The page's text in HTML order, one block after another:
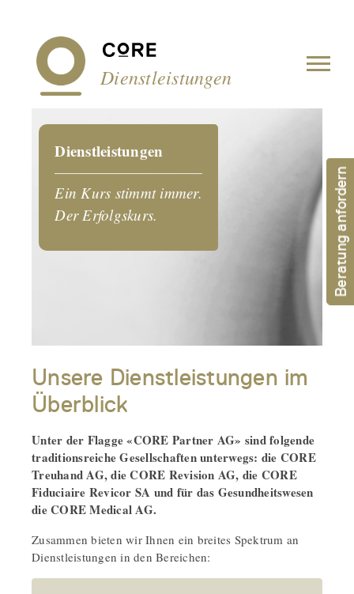
Dienstleistungen
Dienstleistungen
Ein Kurs stimmt immer.
Der Erfolgskurs.
Unsere Dienstleistungen im
Überblick
Unter der Flagge «CORE Partner AG» sind folgende
traditionsreiche Gesellschaften unterwegs: die CORE
Treuhand AG, die CORE Revision AG, die CORE
Fiduciaire Revicor SA und für das Gesundheitswesen
die CORE Medical AG.
Zusammen bieten wir Ihnen ein breites Spektrum an
Dienstleistungen in den Bereichen:
Beratung anfordern